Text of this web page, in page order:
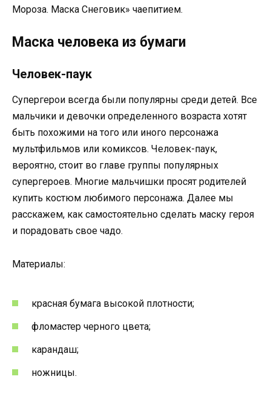
Мороза. Маска Снеговик» чаепитием.
Маска человека из бумаги
Человек-паук
Супергерои всегда были популярны среди детей. Все
мальчики и девочки определенного возраста хотят
быть похожими на того или иного персонажа
мультфильмов или комиксов. Человек-паук,
вероятно, стоит во главе группы популярных
супергероев. Многие мальчишки просят родителей
купить костюм любимого персонажа. Далее мы
расскажем, как самостоятельно сделать маску героя
и порадовать свое чадо.
Материалы:
красная бумага высокой плотности;
фломастер черного цвета;
карандаш;
ножницы.